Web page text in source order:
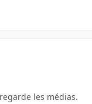
les médias.